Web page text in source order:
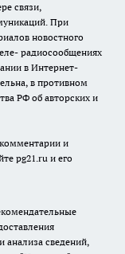
связи,
При
новостного
радиосообщениях
в Интернет-
в противном
РФ об авторских и
комментарии и
pg21.ru и его
анализа сведений,